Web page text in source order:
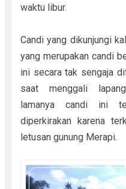
waktu libur.
Candi yang dikunjungi
yang merupakan candi
ini secara tak sengaja
saat menggali
lamanya candi ini
diperkirakan karena
letusan gunung Merapi.